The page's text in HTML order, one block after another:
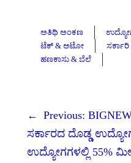
ಅತಿಥಿ ಅಂಕಣ
ಟೆಕ್ & ಆಟೋ
ಹಣಕಾಸು & ಬೆಲೆ
← Previous:
ಸರ್ಕಾರದ ದೊಡ್ಡ
ಉದ್ಯೋಗಗಳಲ್ಲಿ 55%